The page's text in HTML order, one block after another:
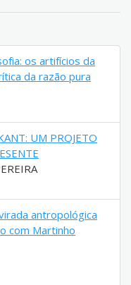
os artifícios da
da razão pura
UM PROJETO
antropológica
com Martinho